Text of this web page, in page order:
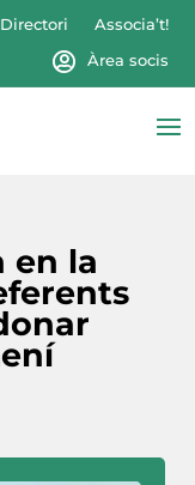
Directori
Associa’t!
Àrea socis
en la